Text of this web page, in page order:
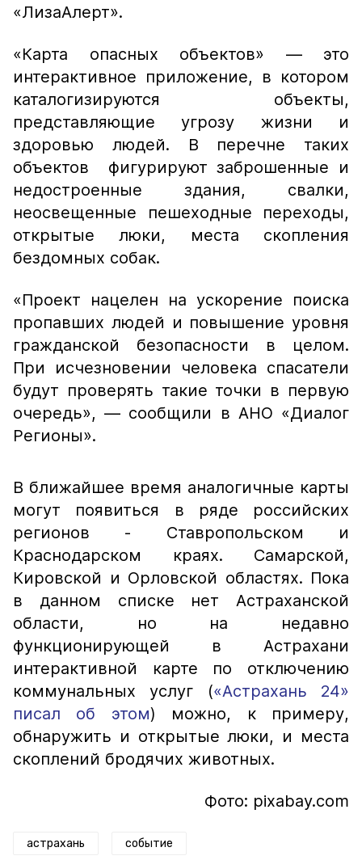
«ЛизаАлерт».
«Карта опасных объектов» — это
интерактивное приложение, в котором
каталогизируются объекты,
представляющие угрозу жизни и
здоровью людей. В перечне таких
объектов фигурируют заброшенные и
недостроенные здания, свалки,
неосвещенные пешеходные переходы,
открытые люки, места скопления
бездомных собак.
«Проект нацелен на ускорение поиска
пропавших людей и повышение уровня
гражданской безопасности в целом.
При исчезновении человека спасатели
будут проверять такие точки в первую
очередь», — сообщили в АНО «Диалог
Регионы».
В ближайшее время аналогичные карты
могут появиться в ряде российских
регионов - Ставропольском и
Краснодарском краях. Самарской,
Кировской и Орловской областях. Пока
в данном списке нет Астраханской
области, но на недавно
функционирующей в Астрахани
интерактивной карте по отключению
коммунальных услуг («Астрахань 24»
писал об этом) можно, к примеру,
обнаружить и открытые люки, и места
скоплений бродячих животных.
Фото: pixabay.com
астрахань событие